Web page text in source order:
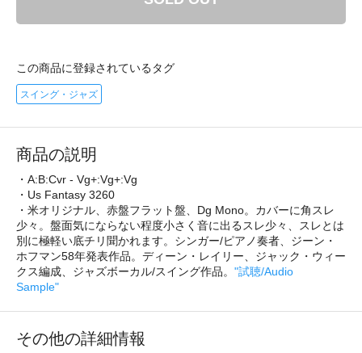
この商品に登録されているタグ
スイング・ジャズ
商品の説明
・A:B:Cvr - Vg+:Vg+:Vg
・Us Fantasy 3260
・米オリジナル、赤盤フラット盤、Dg Mono。カバーに角スレ
少々。盤面気にならない程度小さく音に出るスレ少々、スレとは
別に極軽い底チリ聞かれます。シンガー/ピアノ奏者、ジーン・
ホフマン58年発表作品。ディーン・レイリー、ジャック・ウィー
クス編成、ジャズボーカル/スイング作品。 "試聴/Audio
Sample"
その他の詳細情報